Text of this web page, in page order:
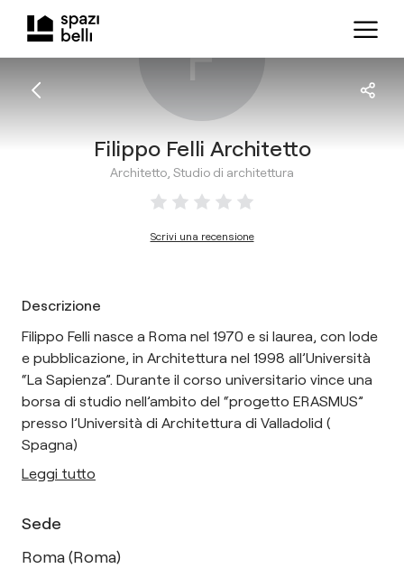
F
Filippo Felli Architetto
Architetto, Studio di architettura
Scrivi una recensione
Descrizione
Filippo Felli nasce a Roma nel 1970 e si laurea, con lode
e pubblicazione, in Architettura nel 1998 all’Università
“La Sapienza”. Durante il corso universitario vince una
borsa di studio nell’ambito del “progetto ERASMUS”
presso l’Università di Architettura di Valladolid (
Spagna)
Leggi tutto
Sede
Roma (Roma)